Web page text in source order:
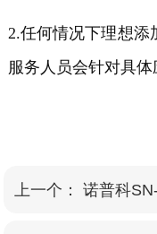
2.任何情况下理想添
服务人员会针对具体
上一个： 诺普科